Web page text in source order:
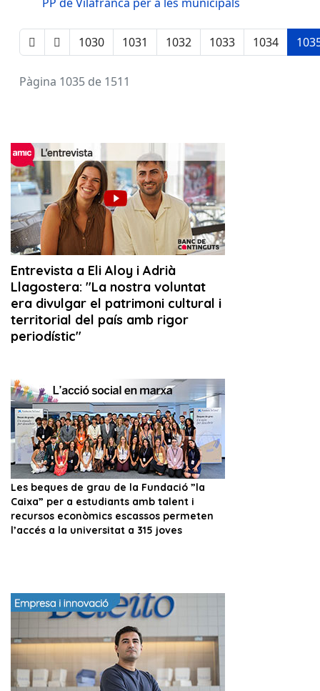
1030 1031 1032 1033 1034
Pàgina 1035 de 1511